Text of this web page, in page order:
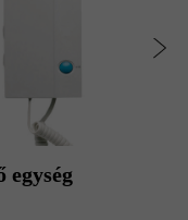
egység